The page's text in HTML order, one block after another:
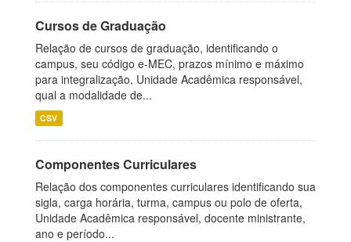
Cursos de Graduação
Relação de cursos de graduação, identificando o
campus, seu código e-MEC, prazos mínimo e máximo
para integralização, Unidade Acadêmica responsável,
qual a modalidade de...
CSV
Componentes Curriculares
Relação dos componentes curriculares identificando sua
sigla, carga horária, turma, campus ou polo de oferta,
Unidade Acadêmica responsável, docente ministrante,
ano e período...